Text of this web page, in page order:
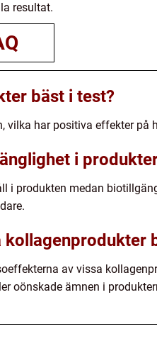
resultat.
bäst i test?
har positiva effekter på
i
i produkten medan
kollagenprodukter
av vissa
oönskade ämnen i